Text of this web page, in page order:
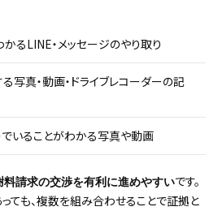
るLINE・メッセージのやり取り
写真・動画・ドライブレコーダーの記
いることがわかる写真や動画
料請求の交渉を有利に進めやすいです。
ても、複数を組み合わせることで証拠と